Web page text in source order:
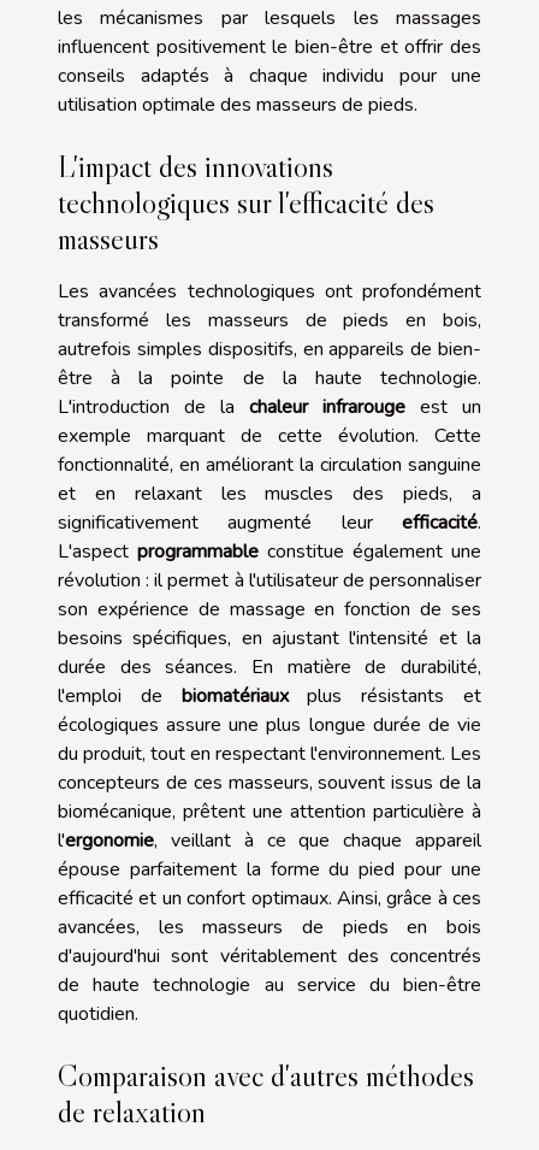
les mécanismes par lesquels les massages
influencent positivement le bien-être et offrir des
conseils adaptés à chaque individu pour une
utilisation optimale des masseurs de pieds.
L'impact des innovations
technologiques sur l'efficacité des
masseurs
Les avancées technologiques ont profondément
transformé les masseurs de pieds en bois,
autrefois simples dispositifs, en appareils de bien-
être à la pointe de la haute technologie.
L'introduction de la chaleur infrarouge est un
exemple marquant de cette évolution. Cette
fonctionnalité, en améliorant la circulation sanguine
et en relaxant les muscles des pieds, a
significativement augmenté leur efficacité.
L'aspect programmable constitue également une
révolution : il permet à l'utilisateur de personnaliser
son expérience de massage en fonction de ses
besoins spécifiques, en ajustant l'intensité et la
durée des séances. En matière de durabilité,
l'emploi de biomatériauxplus résistants et
écologiques assure une plus longue durée de vie
du produit, tout en respectant l'environnement. Les
concepteurs de ces masseurs, souvent issus de la
biomécanique, prêtent une attention particulière à
l'ergonomie, veillant à ce que chaque appareil
épouse parfaitement la forme du pied pour une
efficacité et un confort optimaux. Ainsi, grâce à ces
avancées, les masseurs de pieds en bois
d'aujourd'hui sont véritablement des concentrés
de haute technologie au service du bien-être
quotidien.
Comparaison avec d'autres méthodes
de relaxation